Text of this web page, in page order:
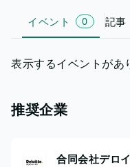
イベント 0 記事
表示するイベントがあ
推奨企業
合同会社デロ